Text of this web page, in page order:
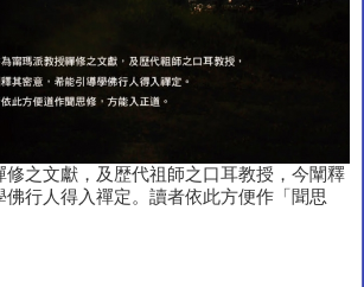
修之文獻，及歴代祖師之口耳教授，今闡釋
行人得入禪定。讀者依此方便作「聞思